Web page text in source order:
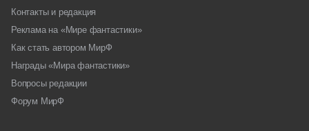
Контакты и редакция
Реклама на «Мире фантастики»
Как стать автором МирФ
Награды «Мира фантастики»
Вопросы редакции
Форум МирФ